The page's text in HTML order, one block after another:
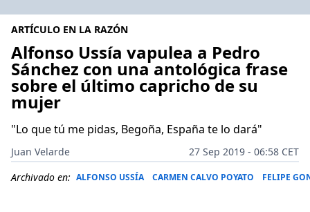
ARTÍCULO EN LA RAZÓN
Alfonso Ussía vapulea a Pedro
Sánchez con una antológica frase
sobre el último capricho de su
mujer
"Lo que tú me pidas, Begoña, España te lo dará"
Juan Velarde
27 Sep 2019 - 06:58 CET
Archivado en: ALFONSO USSÍA CARMEN CALVO POYATO FELIPE